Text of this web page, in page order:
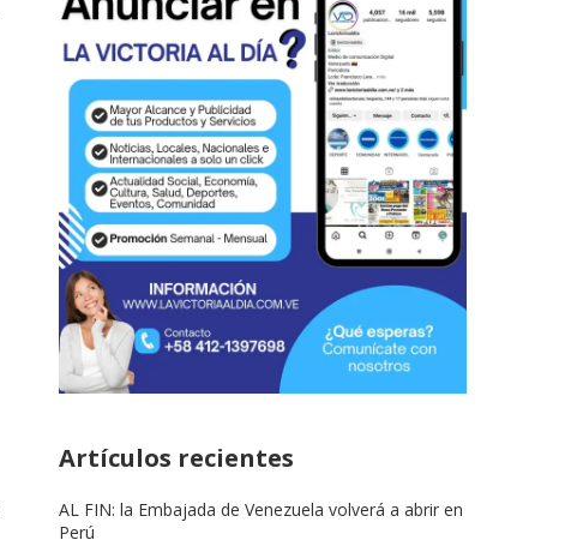
Artículos recientes
AL FIN: la Embajada de Venezuela volverá a abrir en
Perú